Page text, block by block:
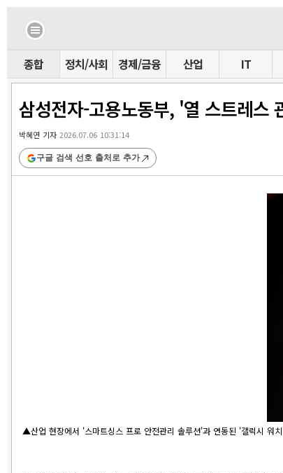
종합 정치/사회 경제/금융 산업 IT
삼성전자-고용노동부, '열 스트레스
박혜연 기자2026.07.06 10:31:14
구글 검색 선호 출처로 추가
▲산업 현장에서 '스마트싱스 프로 안전관리 솔루션'과 연동된 '갤럭시 워